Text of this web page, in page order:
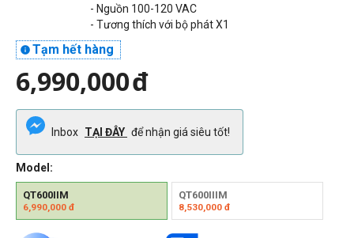
- Nguồn 100-120 VAC
- Tương thích với bộ phát X1
Tạm hết hàng

6,990,000đ
Inbox TẠI ĐÂY để nhận giá siêu tốt!
Model:
QT600IIM
6,990,000 đ
QT600IIIM
8,530,000đ